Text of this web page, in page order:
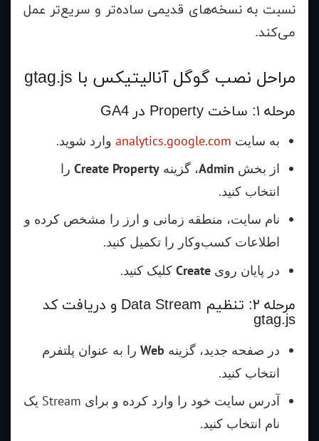
نسبت به نسخه‌های قدیمی ساده‌تر و سریع‌تر عمل
می‌کند.
مراحل نصب گوگل آنالیتیکس با gtag.js
مرحله ۱: ساخت Property در GA4
به سایت analytics.google.comوارد شوید.
از بخش Admin، گزینه Create Propertyرا
انتخاب کنید.
نام سایت، منطقه زمانی و ارز را مشخص کرده و
اطلاعات کسب‌وکار را تکمیل کنید.
در پایان روی Createکلیک کنید.
مرحله ۲: تنظیم Data Stream و دریافت کد
gtag.js
در صفحه جدید، گزینه Webرا به عنوان پلتفرم
انتخاب کنید.
آدرس سایت خود را وارد کرده و برای Stream یک
نام انتخاب کنید.